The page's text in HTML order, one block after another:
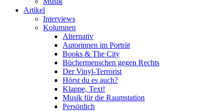
Artikel
Interviews
Kolumnen
Alternativ
Autorinnen im Porträt
Books & The City
Büchermenschen gegen Rechts
Der Vinyl-Terrorist
Hörst du es auch?
Klappe, Text!
Musik für die Raumstation
Persönlich